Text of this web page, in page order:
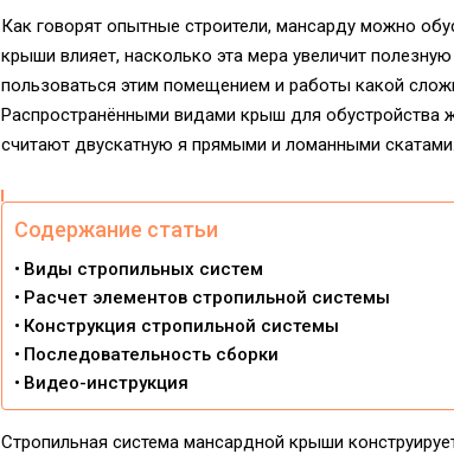
Как говорят опытные строители, мансарду можно
крыши влияет, насколько эта мера увеличит
пользоваться этим помещением и работы какой
Распространёнными видами крыш для обустройства
считают двускатную я прямыми и ломанными скатами.
Содержание статьи
Виды стропильных систем
Расчет элементов стропильной системы
Конструкция стропильной системы
Последовательность сборки
Видео-инструкция
Стропильная система мансардной крыши